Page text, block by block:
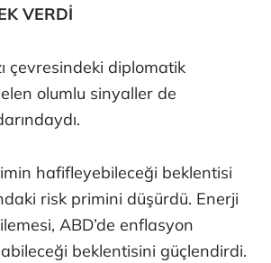
VERDİ
çevresindeki diplomatik
olumlu sinyaller de
hafifleyebileceği beklentisi
risk primini düşürdü. Enerji
ABD’de enflasyon
beklentisini güçlendirdi.